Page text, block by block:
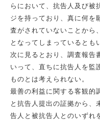
らにおいて、抗告人及び被
ジを持っており、真に何を
査がされていないことから
となってしまっていると
次に見るとおり、調査報告
いって、直ちに抗告人を監
ものとは考えられない。
最善の利益に関する客観
と抗告人提出の証拠から、
告人と被抗告人とのいずれ